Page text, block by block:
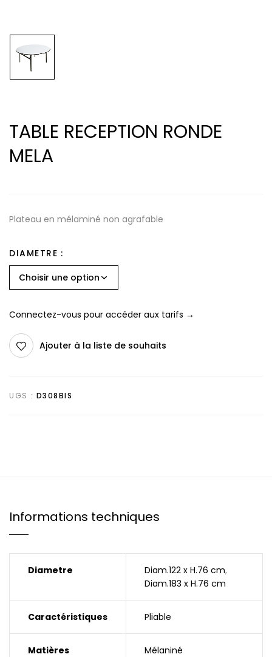
TABLE RECEPTION RONDE
MELA
Plateau en mélaminé non agrafable
DIAMETRE
Connectez-vous pour accéder aux tarifs →
Ajouter à la liste de souhaits
UGS : D308BIS
Informations techniques
Diametre Diam.122 x H.76 cm,
Diam.183 x H.76 cm
Caractéristiques Pliable
Matières Mélaniné